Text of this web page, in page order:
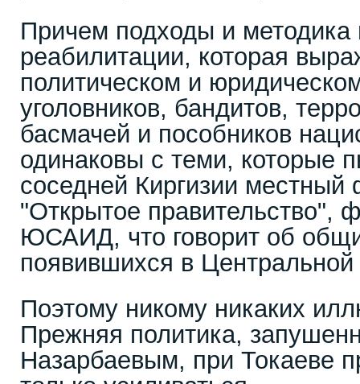
Причем подходы и методика
реабилитации, которая
политическом и
уголовников, бандитов,
басмачей и пособников
одинаковы с теми, которые
соседней Киргизии
"Открытое правительство",
ЮСАИД, что говорит об
появившихся в Центральной
Поэтому никому никаких
Прежняя политика,
Назарбаевым, при Токаеве